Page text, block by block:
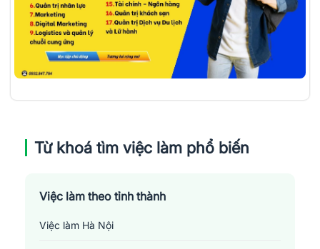
Từ khoá tìm việc làm phổ biến
Việc làm theo tỉnh thành
Việc làm Hà Nội